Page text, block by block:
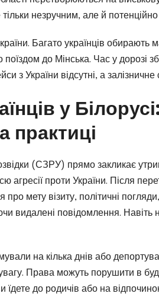
незручним, але й
країни. Багато українців
до Мінська. Час у дорозі
з України відсутні, а
у
практиці
(СЗРУ) прямо закликає
агресії проти України. Після
про мету візиту, політичні
видалені повідомлення. Навіть
на кілька днів або
Права можуть порушити в
їдете до родичів або на